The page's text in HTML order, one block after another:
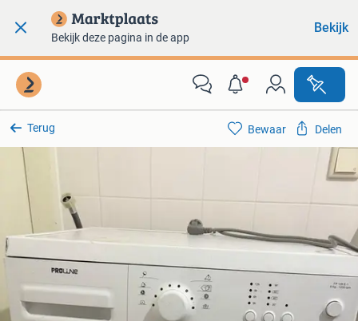
Bekijk deze pagina in de app
Bekijk
Terug Bewaar Delen